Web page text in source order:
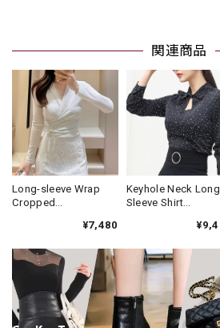
関連商品
Long-sleeve Wrap
Cropped
¥7,480
Keyhole Neck Long
Sleeve Shirt